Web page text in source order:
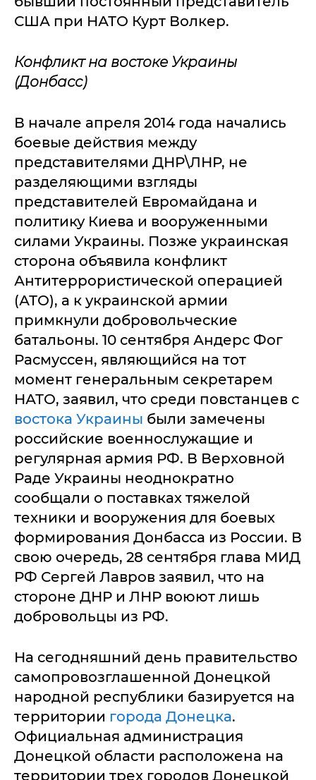
США при НАТО Курт Волкер.
Конфликт на востоке Украины
(Донбасс)
В начале апреля 2014 года начались
боевые действия между
представителями ДНР\ЛНР, не
разделяющими взгляды
представителей Евромайдана и
политику Киева и вооруженными
силами Украины. Позже украинская
сторона объявила конфликт
Антитеррористической операцией
(АТО), а к украинской армии
примкнули добровольческие
батальоны. 10 сентября Андерс Фог
Расмуссен, являющийся на тот
момент генеральным секретарем
НАТО, заявил, что среди повстанцев с
востока Украины были замечены
российские военнослужащие и
регулярная армия РФ. В Верховной
Раде Украины неоднократно
сообщали о поставках тяжелой
техники и вооружения для боевых
формирования Донбасса из России. В
свою очередь, 28 сентября глава МИД
РФ Сергей Лавров заявил, что на
стороне ДНР и ЛНР воюют лишь
добровольцы из РФ.
На сегодняшний день правительство
самопровозглашенной Донецкой
народной республики базируется на
территории города Донецка.
Официальная администрация
Донецкой области расположена на
территории трех городов Донецкой